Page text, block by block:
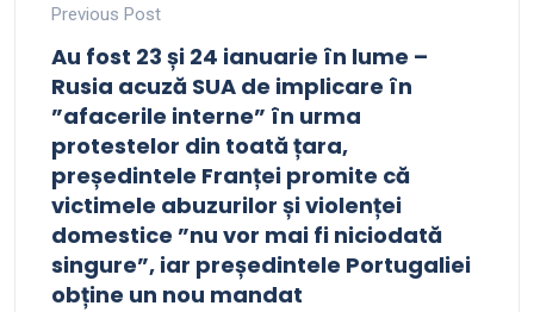
Previous Post
Au fost 23 și 24 ianuarie în lume –
Rusia acuză SUA de implicare în
”afacerile interne” în urma
protestelor din toată țara,
președintele Franței promite că
victimele abuzurilor și violenței
domestice ”nu vor mai fi niciodată
singure”, iar președintele Portugaliei
obține un nou mandat